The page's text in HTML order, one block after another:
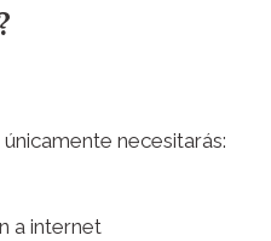
únicamente necesitarás:
a internet